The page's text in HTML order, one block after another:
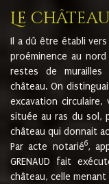
Le château
Il a dû être établi
proéminence au
restes de
château. On
excavation
située au ras du sol,
château qui donnait
Par acte notarié6,
GRENAUD fait
château, celle menant